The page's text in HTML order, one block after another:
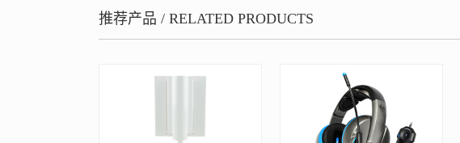
推荐产品 / RELATED PRODUCTS